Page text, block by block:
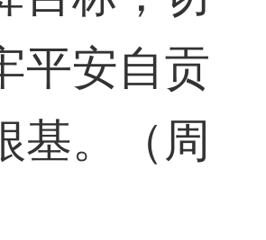
平安自贡
基。（周